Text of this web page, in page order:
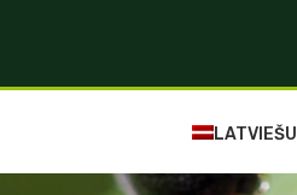
LATVIEŠU